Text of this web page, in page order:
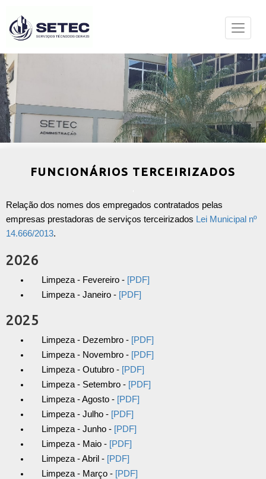
FUNCIONÁRIOS TERCEIRIZADOS
Relação dos nomes dos empregados contratados pelas
empresas prestadoras de serviços terceirizados Lei Municipal nº
14.666/2013.
2026
Limpeza - Fevereiro - [PDF]
Limpeza - Janeiro - [PDF]
2025
Limpeza - Dezembro - [PDF]
Limpeza - Novembro - [PDF]
Limpeza - Outubro - [PDF]
Limpeza - Setembro - [PDF]
Limpeza - Agosto - [PDF]
Limpeza - Julho - [PDF]
Limpeza - Junho - [PDF]
Limpeza - Maio - [PDF]
Limpeza - Abril - [PDF]
Limpeza - Março - [PDF]